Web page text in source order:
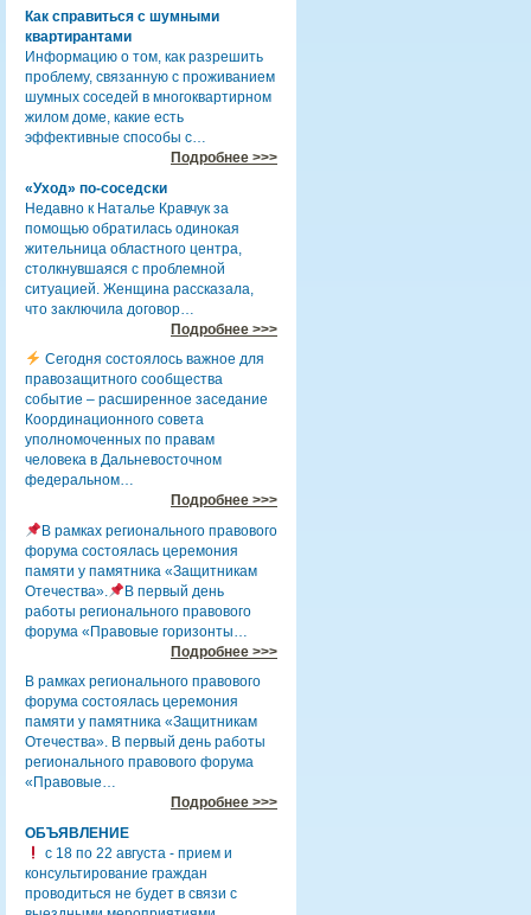
Как справиться с шумными
квартирантами
Информацию о том, как разрешить
проблему, связанную с проживанием
шумных соседей в многоквартирном
жилом доме, какие есть
эффективные способы с…
Подробнее >>>
«Уход» по-соседски
Недавно к Наталье Кравчук за
помощью обратилась одинокая
жительница областного центра,
столкнувшаяся с проблемной
ситуацией. Женщина рассказала,
что заключила договор…
Подробнее >>>
Сегодня состоялось важное для
правозащитного сообщества
событие – расширенное заседание
Координационного совета
уполномоченных по правам
человека в Дальневосточном
федеральном…
Подробнее >>>
В рамках регионального правового
форума состоялась церемония
памяти у памятника «Защитникам
Отечества».
В первый день
работы регионального правового
форума «Правовые горизонты…
Подробнее >>>
В рамках регионального правового
форума состоялась церемония
памяти у памятника «Защитникам
Отечества». В первый день работы
регионального правового форума
«Правовые…
Подробнее >>>
ОБЪЯВЛЕНИЕ
с 18 по 22 августа - прием и
консультирование граждан
проводиться не будет в связи с